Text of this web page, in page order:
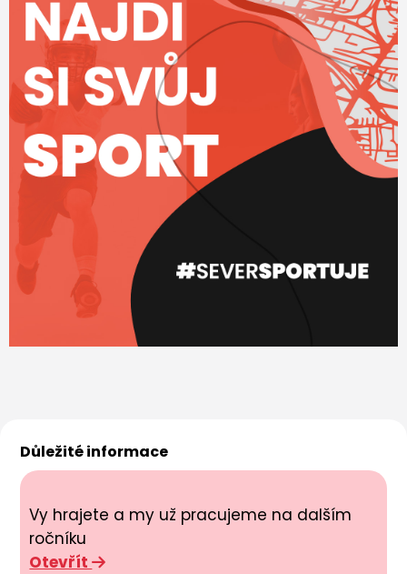
Důležité informace
Vy hrajete a my už pracujeme na dalším
ročníku
Otevřít